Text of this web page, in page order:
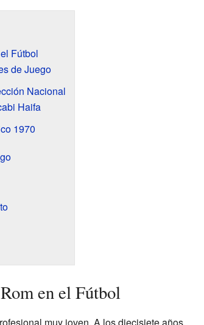
Fútbol
de Juego
Nacional
Haifa
1970
en el Fútbol